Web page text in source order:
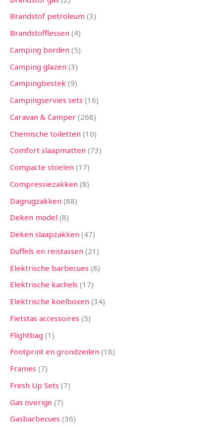
Brandstof petroleum 3
Brandstofflessen 4
Camping borden 5
Camping glazen 3
Campingbestek 9
Campingservies sets 16
Caravan & Camper 268
Chemische toiletten 10
Comfort slaapmatten 73
Compacte stoelen 17
Compressiezakken 8
Dagrugzakken 88
Deken model 8
Deken slaapzakken 47
Duffels en reistassen 21
Elektrische barbecues 8
Elektrische kachels 17
Elektrische koelboxen 34
Fietstas accessoires 5
Flightbag 1
Footprint en grondzeilen 18
Frames 7
Fresh Up Sets 7
Gas overige 7
Gasbarbecues 36